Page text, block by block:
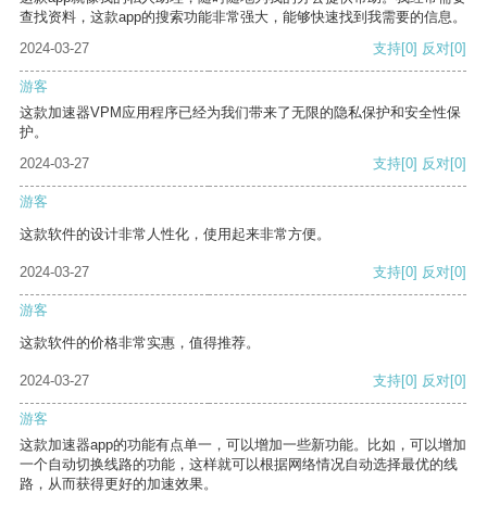
查找资料，这款app的搜索功能非常强大，能够快速找到我需要的信息。
2024-03-27
支持[0] 反对[0]
游客
这款加速器VPM应用程序已经为我们带来了无限的隐私保护和安全性保
护。
2024-03-27
支持[0] 反对[0]
游客
这款软件的设计非常人性化，使用起来非常方便。
2024-03-27 支持[0] 反对[0]
游客
这款软件的价格非常实惠，值得推荐。
2024-03-27 支持[0] 反对[0]
游客
这款加速器app的功能有点单一，可以增加一些新功能。比如，可以增加
一个自动切换线路的功能，这样就可以根据网络情况自动选择最优的线
路，从而获得更好的加速效果。